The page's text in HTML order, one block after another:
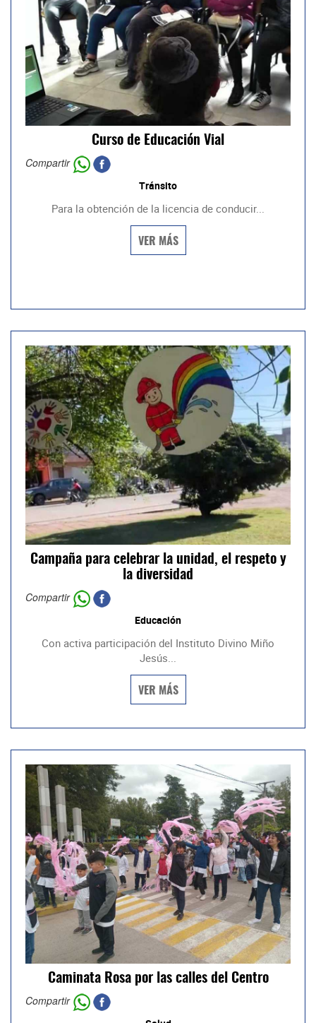
Curso de Educación Vial
Compartir
Tránsito
Para la obtención de la licencia de conducir...
VER MÁS
Campaña para celebrar la unidad, el respeto y
la diversidad
Compartir
Educación
Con activa participación del Instituto Divino Miño
Jesús...
VER MÁS
Caminata Rosa por las calles del Centro
Compartir